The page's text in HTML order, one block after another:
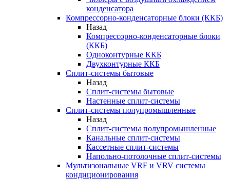
конденсатора
Компрессорно-конденсаторные блоки (ККБ)
Назад
Компрессорно-конденсаторные блоки
(ККБ)
Одноконтурные ККБ
Двухконтурные ККБ
Сплит-системы бытовые
Назад
Сплит-системы бытовые
Настенные сплит-системы
Сплит-системы полупромышленные
Назад
Сплит-системы полупромышленные
Канальные сплит-системы
Кассетные сплит-системы
Напольно-потолочные сплит-системы
Мультизональные VRF и VRV системы
кондиционирования